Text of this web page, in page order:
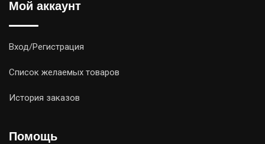
Мой аккаунт
Вход/Регистрация
Список желаемых товаров
История заказов
Помощь